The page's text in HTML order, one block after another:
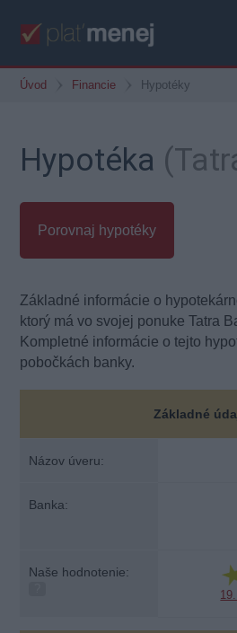
Úvod Financie Hypotéky
Hypotéka
Porovnaj hypotéky
Základné informácie o
ktorý má vo svojej ponuke Tatra
Kompletné informácie o tejto
pobočkách banky.
Základné
Názov úveru:
Banka:
Naše hodnotenie: